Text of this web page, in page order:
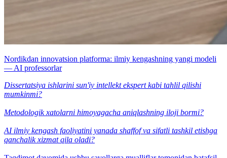
Nordikdan innovatsion platforma: ilmiy kengashning yangi modeli
— AI professorlar
Dissertatsiya ishlarini sun'iy intellekt ekspert kabi tahlil qilishi
mumkinmi?
Metodologik xatolarni himoyagacha aniqlashning iloji bormi?
AI ilmiy kengash faoliyatini yanada shaffof va sifatli tashkil etishga
qanchalik xizmat qila oladi?